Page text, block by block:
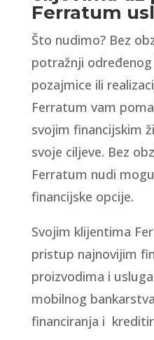
Ferratum
Što nudimo? Bez
potražnji
pozajmice ili
Ferratum vam
svojim financijskim
svoje ciljeve. Bez
Ferratum nudi
financijske opcije.
Svojim klijentima
pristup najnovijim
proizvodima i
mobilnog
financiranja i